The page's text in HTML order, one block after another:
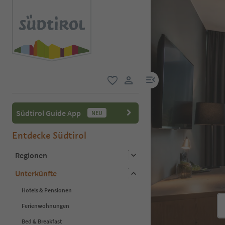
user link
menu link
Südtirol Guide App NEU
Entdecke Südtirol
Regionen
Unterkünfte
Hotels & Pensionen
Ferienwohnungen
Bed & Breakfast